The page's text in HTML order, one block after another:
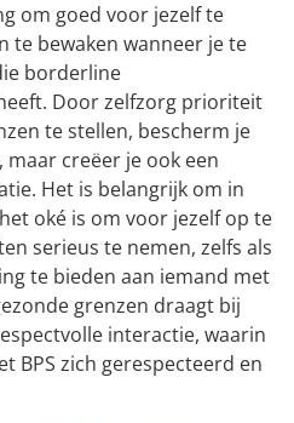
om goed voor jezelf te
te bewaken wanneer je te
borderline
Door zelfzorg prioriteit
te stellen, bescherm je
maar creëer je ook een
Het is belangrijk om in
oké is om voor jezelf op te
serieus te nemen, zelfs als
te bieden aan iemand met
grenzen draagt bij
interactie, waarin
BPS zich gerespecteerd en